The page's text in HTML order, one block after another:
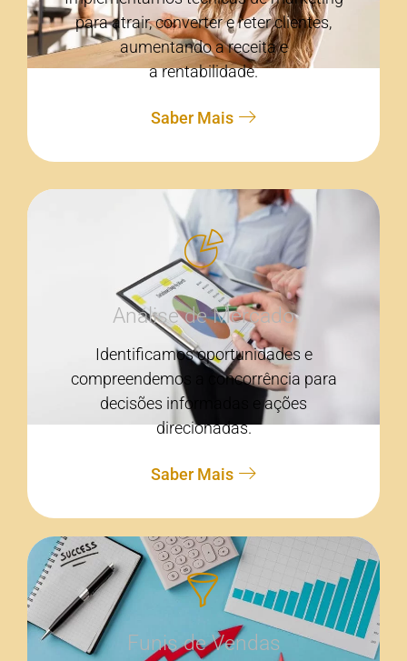
para atrair, converter e reter clientes,
aumentando a receita e
a rentabilidade.
Saber Mais
Análise de Mercado
Identificamos oportunidades e
compreendemos a concorrência para
decisões informadas e ações
direcionadas.
Saber Mais
Funis de Vendas